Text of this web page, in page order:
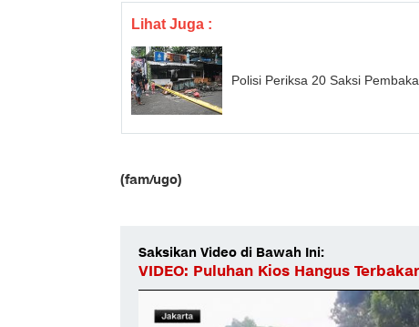
Lihat Juga :
Polisi Periksa 20 Saksi
(fam/ugo)
Saksikan Video di Bawah Ini:
VIDEO: Puluhan Kios Hangus